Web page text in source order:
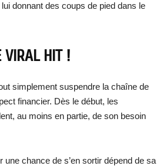
donnant des coups de pied dans le
VIRAL HIT !
simplement suspendre la chaîne de
financier. Dès le début, les
au moins en partie, de son besoin
chance de s’en sortir dépend de sa